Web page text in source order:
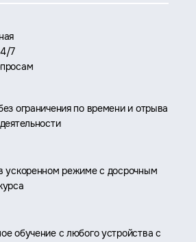
7
ограничения по времени и отрыва
ускоренном режиме с досрочным
обучение с любого устройства с